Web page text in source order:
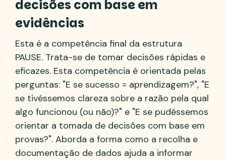
decisões com base em
evidências
Esta é a competência final da estrutura
PAUSE. Trata-se de tomar decisões rápidas e
eficazes. Esta competência é orientada pelas
perguntas: "E se sucesso = aprendizagem?", "E
se tivéssemos clareza sobre a razão pela qual
algo funcionou (ou não)?" e "E se pudéssemos
orientar a tomada de decisões com base em
provas?". Aborda a forma como a recolha e
documentação de dados ajuda a informar